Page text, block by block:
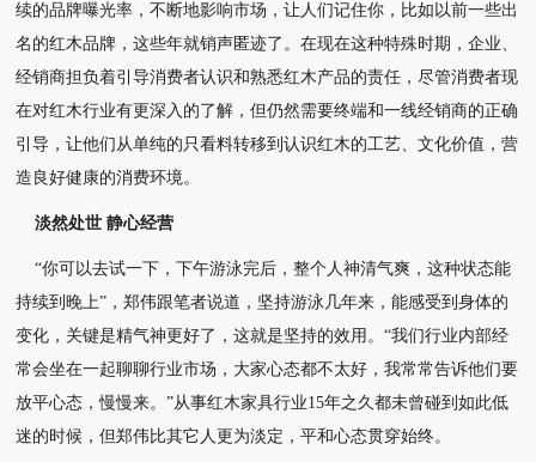
续的品牌曝光率，不断地影响市场，让人们记住你，比如以前一些出
名的红木品牌，这些年就销声匿迹了。在现在这种特殊时期，企业、
经销商担负着引导消费者认识和熟悉红木产品的责任，尽管消费者现
在对红木行业有更深入的了解，但仍然需要终端和一线经销商的正确
引导，让他们从单纯的只看料转移到认识红木的工艺、文化价值，营
造良好健康的消费环境。
淡然处世 静心经营
“你可以去试一下，下午游泳完后，整个人神清气爽，这种状态能
持续到晚上”，郑伟跟笔者说道，坚持游泳几年来，能感受到身体的
变化，关键是精气神更好了，这就是坚持的效用。“我们行业内部经
常会坐在一起聊聊行业市场，大家心态都不太好，我常常告诉他们要
放平心态，慢慢来。”从事红木家具行业15年之久都未曾碰到如此低
迷的时候，但郑伟比其它人更为淡定，平和心态贯穿始终。